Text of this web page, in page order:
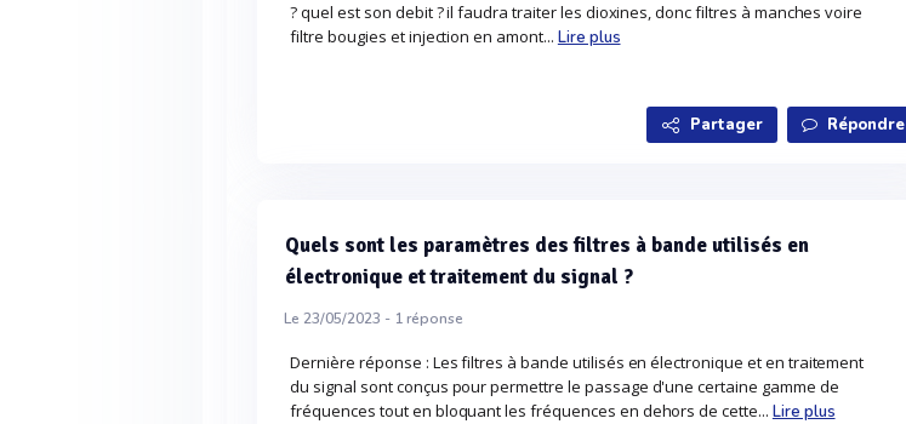
? quel est son debit ? il faudra traiter les dioxines, donc filtres à manches voire
filtre bougies et injection en amont... Lire plus
Partager Répondre
Quels sont les paramètres des filtres à bande utilisés en
électronique et traitement du signal ?
Le 23/05/2023 - 1réponse
Dernière réponse : Les filtres à bande utilisés en électronique et en traitement
du signal sont conçus pour permettre le passage d'une certaine gamme de
fréquences tout en bloquant les fréquences en dehors de cette... Lire plus